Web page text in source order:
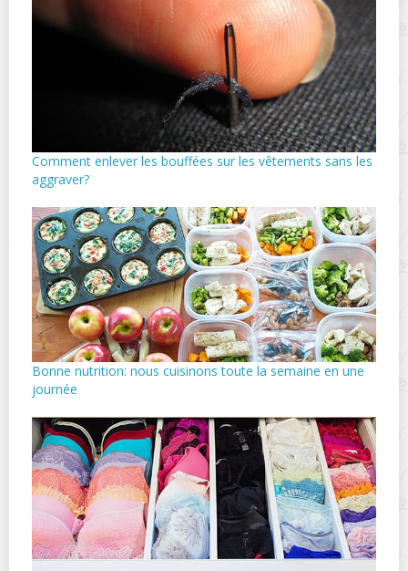
Comment enlever les bouffées sur les vêtements sans les
aggraver?
Bonne nutrition: nous cuisinons toute la semaine en une
journée